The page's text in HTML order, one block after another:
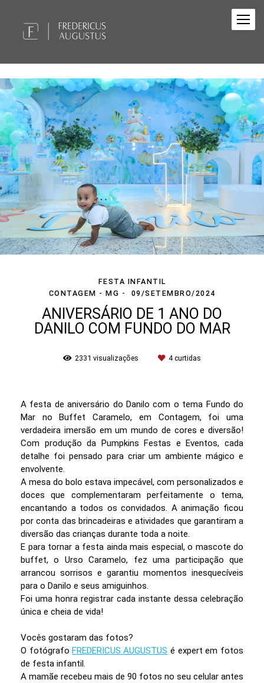
FESTA INFANTIL
CONTAGEM - MG
09/SETEMBRO/2024
ANIVERSÁRIO DE 1 ANO DO
DANILO COM FUNDO DO MAR
2331 visualizações 4curtidas
A festa de aniversário do Danilo com o tema Fundo do
Mar no Buffet Caramelo, em Contagem, foi uma
verdadeira imersão em um mundo de cores e diversão!
Com produção da Pumpkins Festas e Eventos, cada
detalhe foi pensado para criar um ambiente mágico e
envolvente.
A mesa do bolo estava impecável, com personalizados e
doces que complementaram perfeitamente o tema,
encantando a todos os convidados. A animação ficou
por conta das brincadeiras e atividades que garantiram a
diversão das crianças durante toda a noite.
E para tornar a festa ainda mais especial, o mascote do
buffet, o Urso Caramelo, fez uma participação que
arrancou sorrisos e garantiu momentos inesquecíveis
para o Danilo e seus amiguinhos.
Foi uma honra registrar cada instante dessa celebração
única e cheia de vida!
Vocês gostaram das fotos?
O fotógrafoFREDERICUS AUGUSTUS é expert em fotos
de festa infantil.
A mamãe recebeu mais de 90 fotos no seu celular antes